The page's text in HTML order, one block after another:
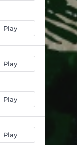
02:52
02:39
02:12
03:26
02:48
Play
Play
Play
Play